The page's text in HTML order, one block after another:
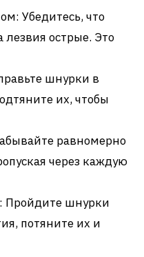
Убедитесь, что
острые. Это
шнурки в
их, чтобы
равномерно
через каждую
Пройдите шнурки
потяните их и